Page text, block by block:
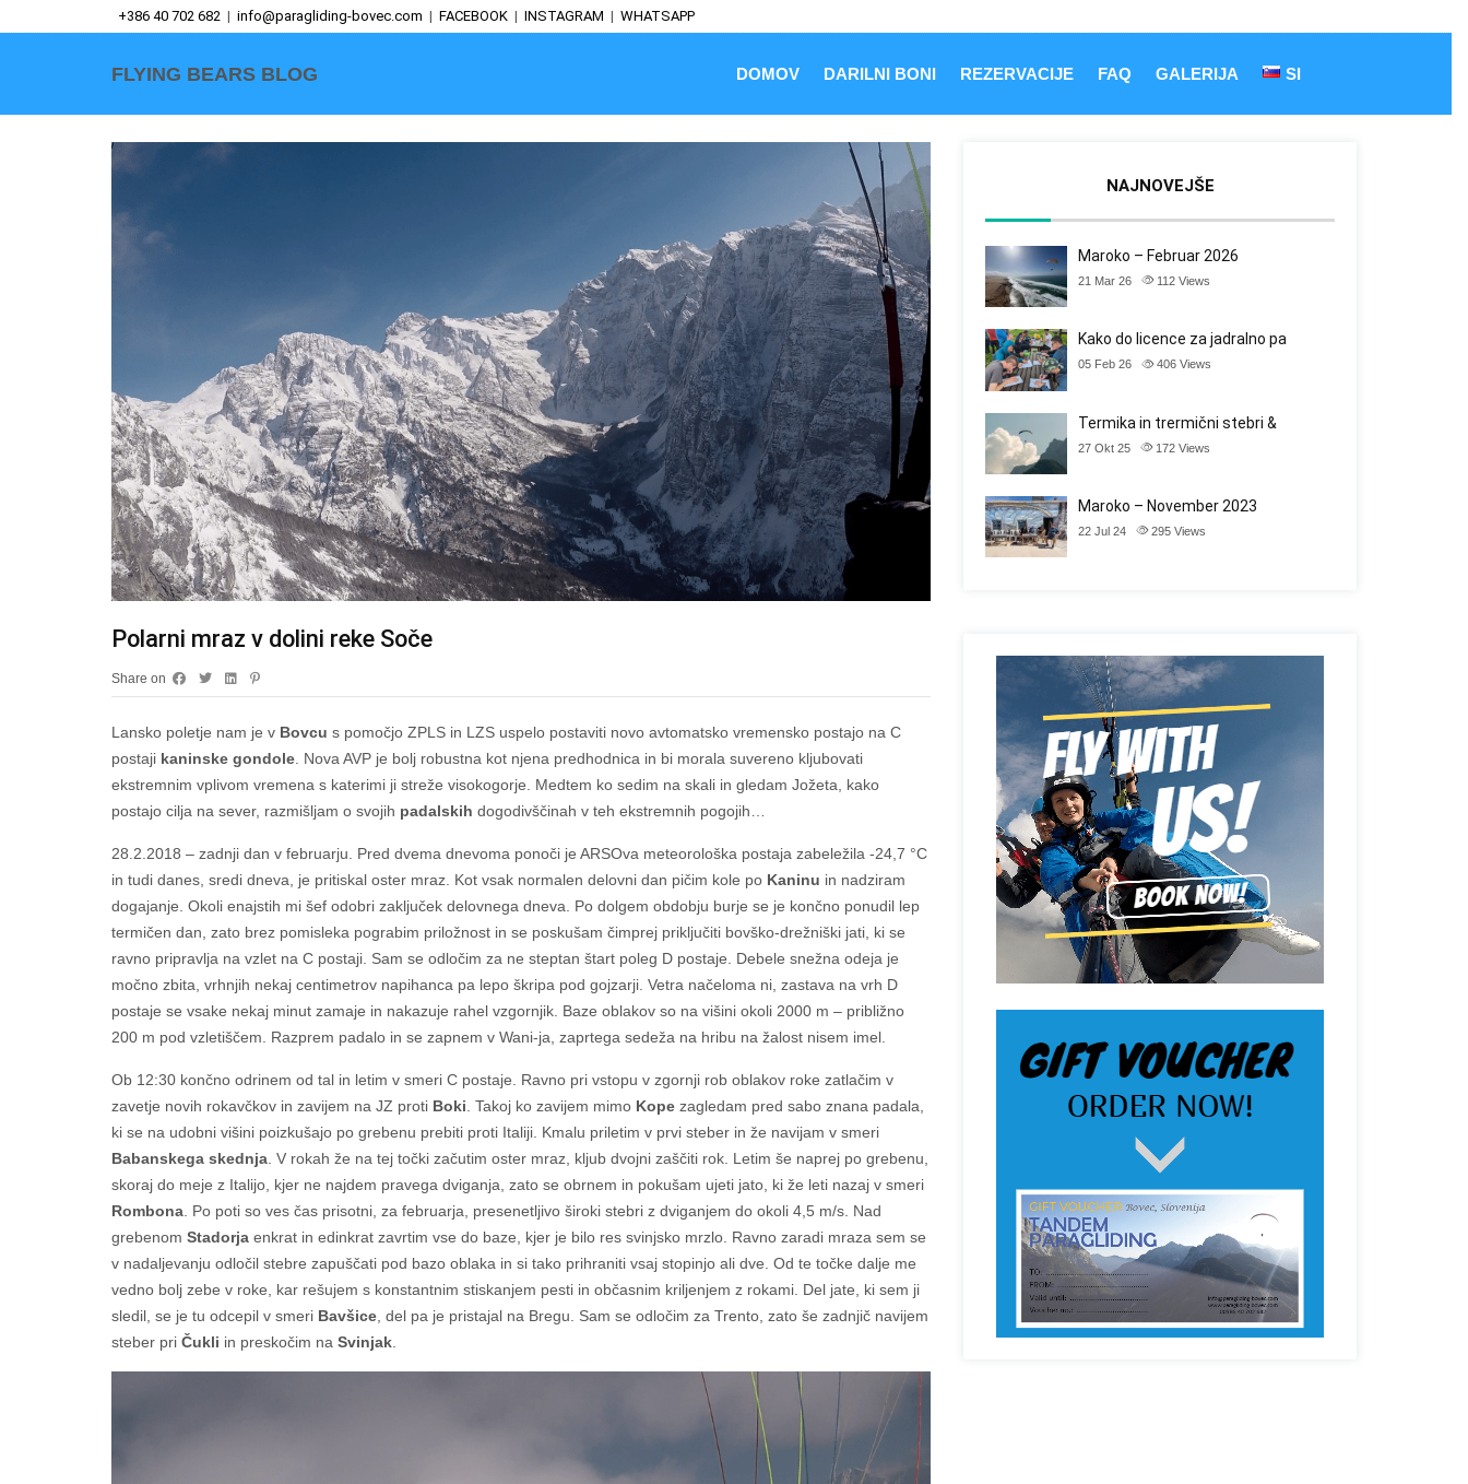
+386 40 702 682 | info@paragliding-bovec.com | FACEBOOK | INSTAGRAM | WHATSAPP
DOMOV DARILNI BONI REZERVACIJE FAQ GALERIJA SI
FLYING BEARS BLOG
Polarni mraz v dolini reke Soče
Share on
Lansko poletje nam je v Bovcu s pomočjo ZPLS in LZS uspelo postaviti novo avtomatsko vremensko postajo na C
postaji kaninske gondole . Nova AVP je bolj robustna kot njena predhodnica in bi morala suvereno kljubovati
ekstremnim vplivom vremena s katerimi ji streže visokogorje. Medtem ko sedim na skali in gledam Jožeta, kako
postajo cilja na sever, razmišljam o svojih padalskih dogodivščinah v teh ekstremnih pogojih…
28.2.2018 – zadnji dan v februarju. Pred dvema dnevoma ponoči je ARSOva meteorološka postaja zabeležila -24,7 °C
in tudi danes, sredi dneva, je pritiskal oster mraz. Kot vsak normalen delovni dan pičim kole po Kaninu in nadziram
dogajanje. Okoli enajstih mi šef odobri zaključek delovnega dneva. Po dolgem obdobju burje se je končno ponudil lep
termičen dan, zato brez pomisleka pograbim priložnost in se poskušam čimprej priključiti bovško-drežniški jati, ki se
ravno pripravlja na vzlet na C postaji. Sam se odločim za ne steptan štart poleg D postaje. Debele snežna odeja je
močno zbita, vrhnjih nekaj centimetrov napihanca pa lepo škripa pod gojzarji. Vetra načeloma ni, zastava na vrh D
postaje se vsake nekaj minut zamaje in nakazuje rahel vzgornjik. Baze oblakov so na višini okoli 2000 m – približno
200 m pod vzletiščem. Razprem padalo in se zapnem v Wani-ja, zaprtega sedeža na hribu na žalost nisem imel.
Ob 12:30 končno odrinem od tal in letim v smeri C postaje. Ravno pri vstopu v zgornji rob oblakov roke zatlačim v
zavetje novih rokavčkov in zavijem na JZ proti Boki . Takoj ko zavijem mimo Kope zagledam pred sabo znana padala,
ki se na udobni višini poizkušajo po grebenu prebiti proti Italiji. Kmalu priletim v prvi steber in že navijam v smeri
Babanskega skednja . V rokah že na tej točki začutim oster mraz, kljub dvojni zaščiti rok. Letim še naprej po grebenu,
skoraj do meje z Italijo, kjer ne najdem pravega dviganja, zato se obrnem in pokušam ujeti jato, ki že leti nazaj v smeri
Rombona . Po poti so ves čas prisotni, za februarja, presenetljivo široki stebri z dviganjem do okoli 4,5 m/s. Nad
grebenom Stadorja enkrat in edinkrat zavrtim vse do baze, kjer je bilo res svinjsko mrzlo. Ravno zaradi mraza sem se
v nadaljevanju odločil stebre zapuščati pod bazo oblaka in si tako prihraniti vsaj stopinjo ali dve. Od te točke dalje me
vedno bolj zebe v roke, kar rešujem s konstantnim stiskanjem pesti in občasnim kriljenjem z rokami. Del jate, ki sem ji
sledil, se je tu odcepil v smeri Bavšice , del pa je pristajal na Bregu. Sam se odločim za Trento, zato še zadnjič navijem
steber pri Čukli in preskočim na Svinjak
NAJNOVEJŠE
Maroko – Februar 2026
21 Mar 26 112 Views
Kako do licence za jadralno pa
05 Feb 26 406 Views
Termika in trermični stebri &
27 Okt 25 172 Views
Maroko – November 2023
22 Jul 24 295 Views